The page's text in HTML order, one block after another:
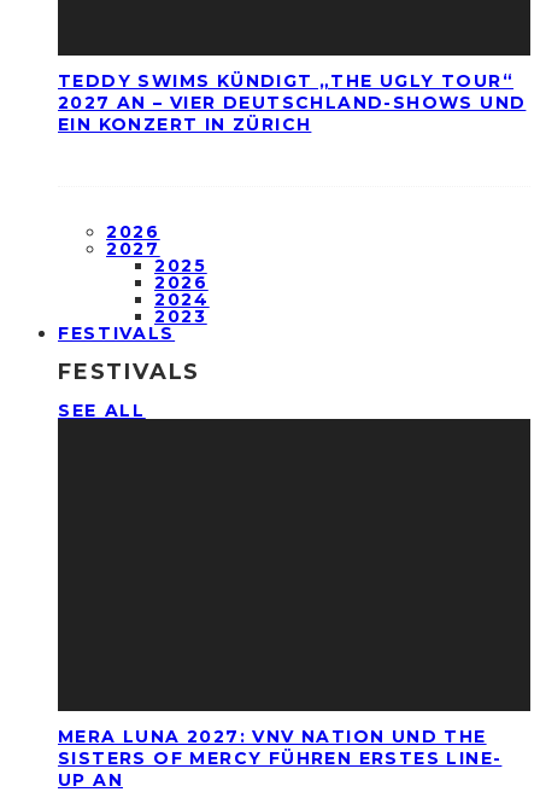
TEDDY SWIMS KÜNDIGT „THE UGLY TOUR“
2027 AN – VIER DEUTSCHLAND-SHOWS UND
EIN KONZERT IN ZÜRICH
2026
2027
2025
2026
2024
2023
FESTIVALS
FESTIVALS
SEE ALL
MERA LUNA 2027: VNV NATION UND THE
SISTERS OF MERCY FÜHREN ERSTES LINE-
UP AN